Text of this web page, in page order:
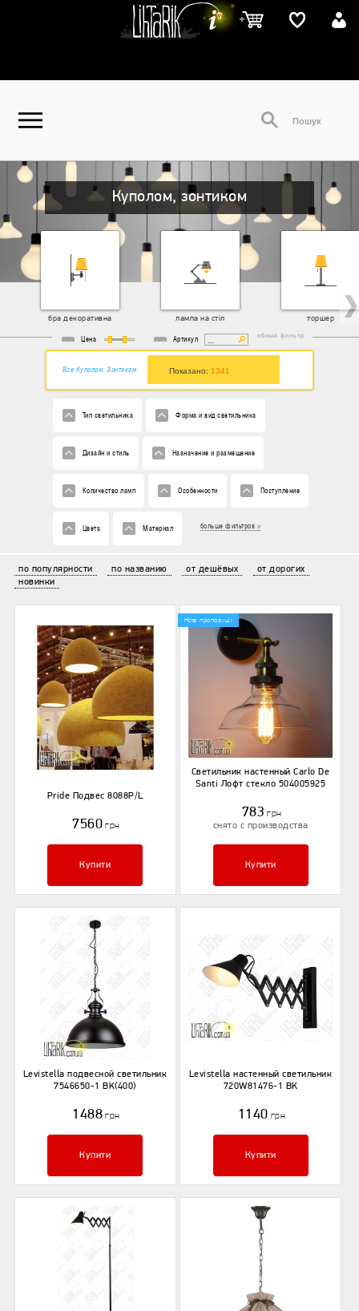
Куполом, зонтиком
бра декоративна лампа на стіл торшер
удобный фильтр
Цена Артикул
Все Куполом, Зонтиком Показано: 1341
Тип светильника Форма и вид светильника
Дизайн и стиль Назначение и размещение
Количество ламп Особенности Поступление
Цвета Материал больше фильтров >
по популярности по названию от дешёвых
от дорогих
новинки
Pride Подвес 8088P/L
7560 грн
Купити
Светильник настенный Carlo De
Santi Лофт стекло 504005925
783 грн
снято с производства
Купити
Нові пропозиції
Levistella подвесной светильник
7546650-1 BK(400)
1488 грн
Купити
Levistella настенный светильник
720W81476-1 BK
1140 грн
Купити